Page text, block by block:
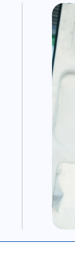
trappen
dat de
snelle